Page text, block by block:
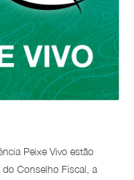
Peixe Vivo estão
do Conselho Fiscal, a